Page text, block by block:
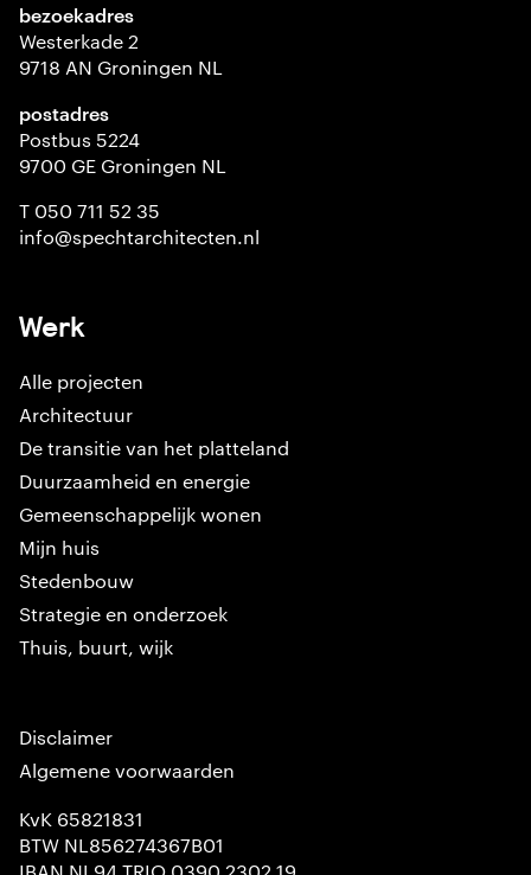
bezoekadres
Westerkade 2
9718 AN Groningen NL
postadres
Postbus 5224
9700 GE Groningen NL
T 050 711 52 35
info@spechtarchitecten.nl
Werk
Alle projecten
Architectuur
De transitie van het platteland
Duurzaamheid en energie
Gemeenschappelijk wonen
Mijn huis
Stedenbouw
Strategie en onderzoek
Thuis, buurt, wijk
Disclaimer
Algemene voorwaarden
KvK 65821831
BTW NL856274367B01